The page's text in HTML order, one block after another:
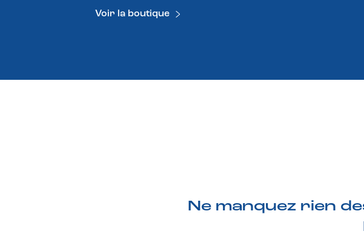
Voir la boutique
Ne manquez rien